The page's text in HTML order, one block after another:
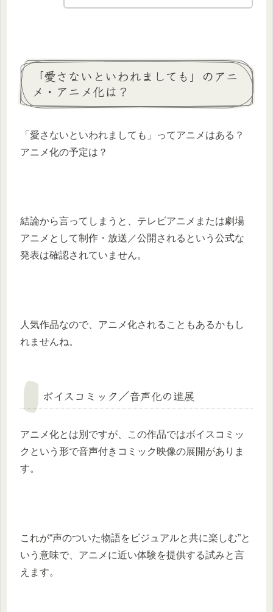
「愛さないといわれましても」のアニ
メ・アニメ化は？
「愛さないといわれましても」ってアニメはある？
アニメ化の予定は？
結論から言ってしまうと、テレビアニメまたは劇場
アニメとして制作・放送／公開されるという公式な
発表は確認されていません。
人気作品なので、アニメ化されることもあるかもし
れませんね。
ボイスコミック／音声化の進展
アニメ化とは別ですが、この作品ではボイスコミッ
クという形で音声付きコミック映像の展開がありま
す。
これが“声のついた物語をビジュアルと共に楽しむ”と
いう意味で、アニメに近い体験を提供する試みと言
えます。